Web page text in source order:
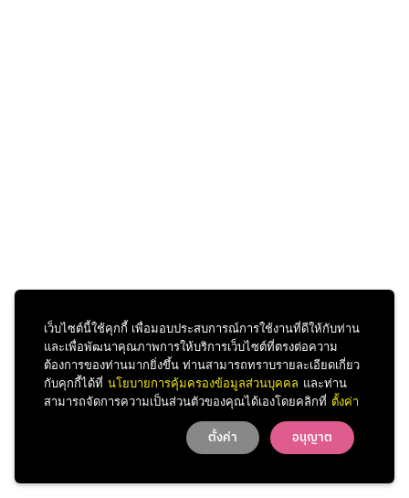
เว็บไซต์นี้ใช้คุกกี้ เพื่อมอบประสบการณ์การใช้งานที่ดีให้กับท่าน
และเพื่อพัฒนาคุณภาพการให้บริการเว็บไซต์ที่ตรงต่อความ
ต้องการของท่านมากยิ่งขึ้น ท่านสามารถทราบรายละเอียดเกี่ยว
กับคุกกี้ได้ที่ นโยบายการคุ้มครองข้อมูลส่วนบุคคล และท่าน
สามารถจัดการความเป็นส่วนตัวของคุณได้เองโดยคลิกที่ ตั้งค่า
ตั้งค่า อนุญาต